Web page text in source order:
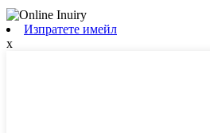
Изпратете имейл
x